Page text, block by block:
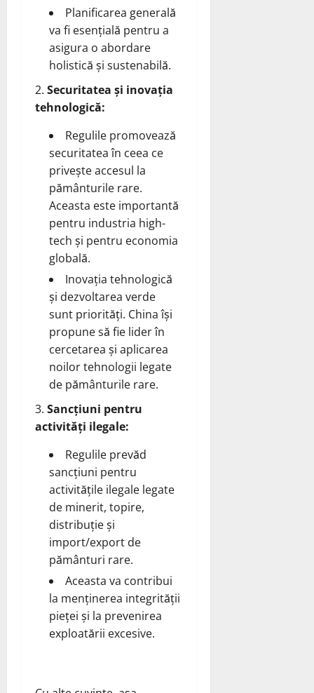
Planificarea generală
va fi esențială pentru a
asigura o abordare
holistică și sustenabilă.
Securitatea și inovația
tehnologică:
Regulile promovează
securitatea în ceea ce
privește accesul la
pământurile rare.
Aceasta este importantă
pentru industria high-
tech și pentru economia
globală.
Inovația tehnologică
și dezvoltarea verde
sunt priorități. China își
propune să fie lider în
cercetarea și aplicarea
noilor tehnologii legate
de pământurile rare.
Sancțiuni pentru
activități ilegale:
Regulile prevăd
sancțiuni pentru
activitățile ilegale legate
de minerit, topire,
distribuție și
import/export de
pământuri rare.
Aceasta va contribui
la menținerea integrității
pieței și la prevenirea
exploatării excesive.